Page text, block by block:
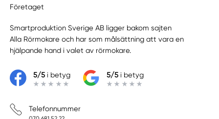
Företaget
Smartproduktion Sverige AB ligger bakom sajten
Alla Rörmokare och har som målsättning att vara en
hjälpande hand i valet av rörmokare.
5/5i betyg 5/5i betyg
Telefonnummer